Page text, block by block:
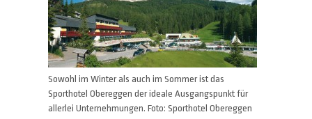
Sowohl im Winter als auch im Sommer ist das
Sporthotel Obereggen der ideale Ausgangspunkt für
allerlei Unternehmungen. Foto: Sporthotel Obereggen